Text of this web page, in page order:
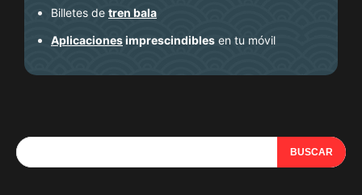
Billetes de tren bala
Aplicacionesimprescindibles en tu móvil
BUSCAR